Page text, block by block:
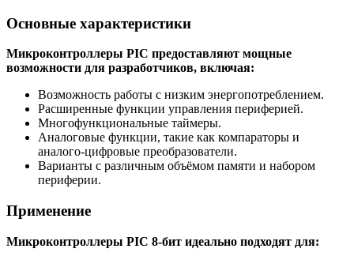
Основные характеристики
Микроконтроллеры PIC предоставляют мощные
возможности для разработчиков, включая:
Возможность работы с низким энергопотреблением.
Расширенные функции управления периферией.
Многофункциональные таймеры.
Аналоговые функции, такие как компараторы и
аналого-цифровые преобразователи.
Варианты с различным объёмом памяти и набором
периферии.
Применение
Микроконтроллеры PIC 8-бит идеально подходят для: